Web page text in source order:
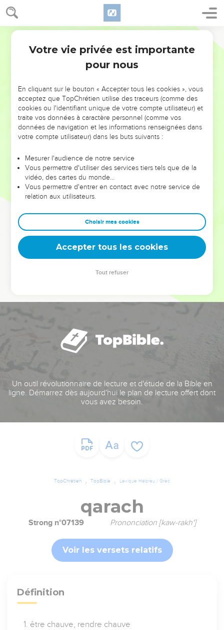
NE MANQUEZ PAS L’ÉVÉNEMENT
DE L’ANNÉE !
ET SI LEURS ERREURS POUVAIENT VOUS ÉVITER LES
VOTRES ?
leur foi ou leur vision. Mais on voit moins les doutes, les erreurs
et les saisons difficiles qu'ils ont traversés, alors même que ce
sont elles qui les ont façonnés.
Dans cette conférence, leaders, entrepreneurs, et responsables
clés pour avancer avec plus de sagesse afin que leurs erreurs
deviennent vos tremplins. Que vous guidiez un ministère, une
équipe, un groupe ou une famille, leur expérience est faite
Un outil révolutionnaire de lecture et d'étude de la Bible en
ligne. Démarrez dès aujourd'hui le plan de lecture offert dont
vous avez besoin.
TopChrétien TopBible Lexique Hébreu / Grec
qarach
Strong n°07139 Prononciation [kaw-rakh']
Voir les versets relatifs
Définition
être chauve, rendre chauve
Votre vie privée est importante
pour nous
En cliquant sur le bouton « Accepter tous les cookies », vous
acceptez que TopChrétien utilise des traceurs (comme des
cookies ou l'identifiant unique de votre compte utilisateur) et
traite vos données à caractère personnel (comme vos
données de navigation et les informations renseignées dans
votre compte utilisateur) dans les buts suivants :
Mesurer l'audience de notre service
Vous permettre d'utiliser des services tiers tels que de la
vidéo, des cartes du monde…
Vous permettre d'entrer en contact avec notre service de
relation aux utilisateurs.
Choisir mes cookies
Accepter tous les cookies
Tout refuser